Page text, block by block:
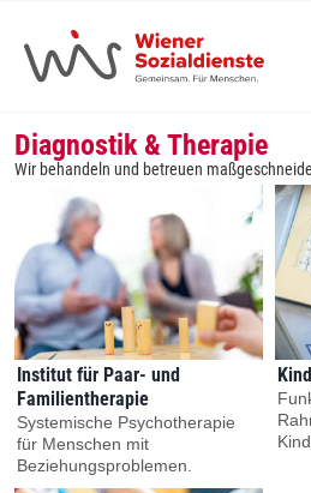
springen
Senior:innen
Erwachsene
Kinder & Jugendliche
Alle Dienstleistungen
Jobs & Ausbildung
Aktuelles
Diagnostik & Therapie
Wir behandeln und betreuen
Institut für Paar- und
Familientherapie
Systemische Psychotherapie
für Menschen mit
Beziehungsproblemen.